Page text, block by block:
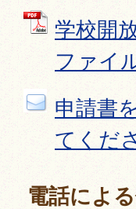
学校開
ファイ
申請書
てくだ
電話によ